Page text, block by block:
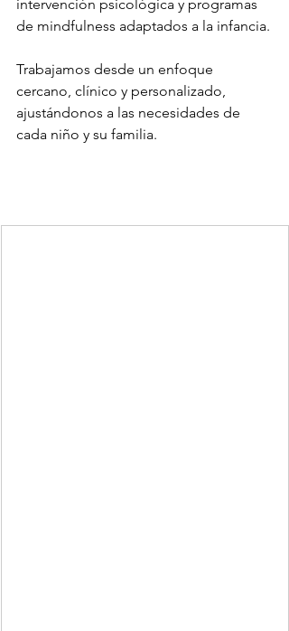
intervención psicológica y programas
de mindfulness adaptados a la infancia.
Trabajamos desde un enfoque
cercano, clínico y personalizado,
ajustándonos a las necesidades de
cada niño y su familia.